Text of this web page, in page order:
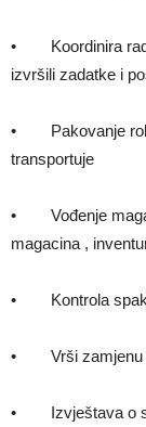
• Koordinira rad
izvršili zadatke i
• Pakovanje
transportuje
• Vođenje
magacina ,
• Kontrola
• Vrši zamjenu
• Izvještava o